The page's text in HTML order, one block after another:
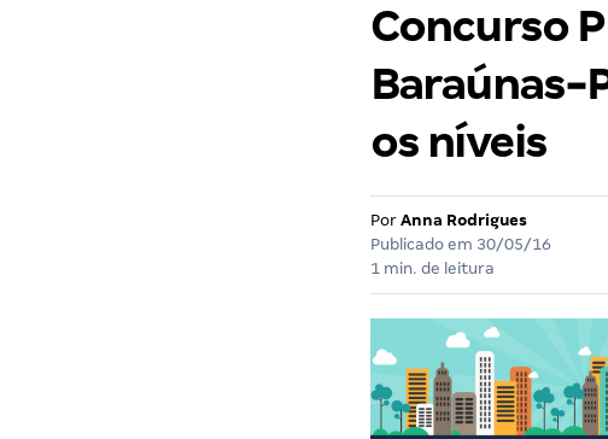
Concurso
Baraúnas-
os níveis
Por Anna Rodrigues
Publicado em 30/05/16
1 min. de leitura